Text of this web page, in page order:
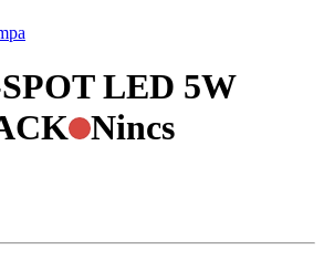
LED 5W
Nincs